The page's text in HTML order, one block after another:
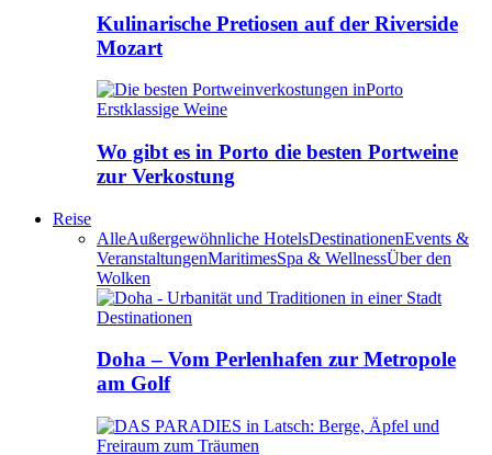
Kulinarische Pretiosen auf der Riverside
Mozart
Erstklassige Weine
Wo gibt es in Porto die besten Portweine
zur Verkostung
Reise
AlleAußergewöhnliche HotelsDestinationenEvents &
VeranstaltungenMaritimesSpa & WellnessÜber den
Wolken
Destinationen
Doha – Vom Perlenhafen zur Metropole
am Golf